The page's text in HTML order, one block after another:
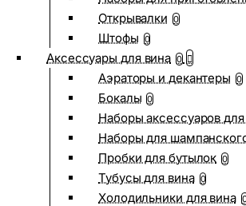
Открывалки 0
Штофы 0
Аксессуары для вина 0
Аэраторы и декантеры 0
Бокалы 0
Наборы аксессуаров
Наборы для
Пробки для бутылок 0
Тубусы для вина 0
Холодильники для вина